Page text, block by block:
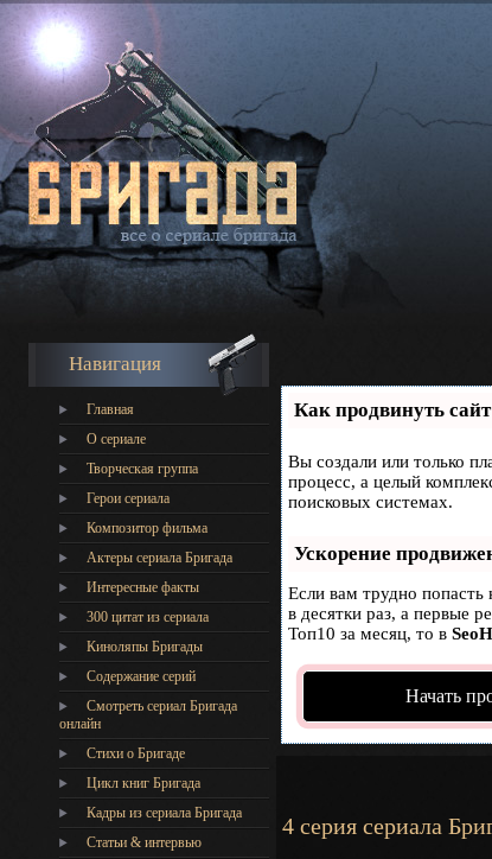
Навигация
Главная
О сериале
Творческая группа
Герои сериала
Композитор фильма
Актеры сериала Бригада
Интересные факты
300 цитат из сериала
Киноляпы Бригады
Содержание серий
Смотреть сериал Бригада
онлайн
Стихи о Бригаде
Цикл книг Бригада
Кадры из сериала Бригада
Статьи & интервью
Как продвинуть
Вы создали или только
процесс, а целый
поисковых системах.
Ускорение
Если вам трудно попасть
в десятки раз, а первые
Топ10 за месяц, то в
Начать
4 серия сериала